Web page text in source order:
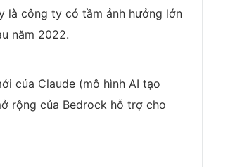
là công ty có tầm ảnh hưởng lớn
năm 2022.
của Claude (mô hình AI tạo
rộng của Bedrock hỗ trợ cho